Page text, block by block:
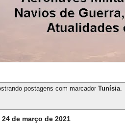
postagens com marcador Tunísia.
de março de 2021